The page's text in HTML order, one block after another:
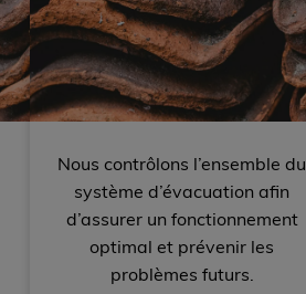
Nous contrôlons l’ensemble du
système d’évacuation afin
d’assurer un fonctionnement
optimal et prévenir les
problèmes futurs.